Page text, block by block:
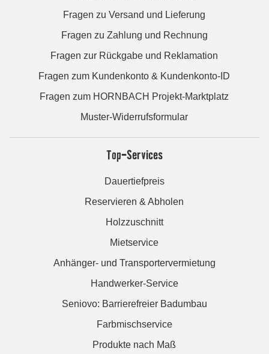
Fragen zu Versand und Lieferung
Fragen zu Zahlung und Rechnung
Fragen zur Rückgabe und Reklamation
Fragen zum Kundenkonto & Kundenkonto-ID
Fragen zum HORNBACH Projekt-Marktplatz
Muster-Widerrufsformular
Top-Services
Dauertiefpreis
Reservieren & Abholen
Holzzuschnitt
Mietservice
Anhänger- und Transportervermietung
Handwerker-Service
Seniovo: Barrierefreier Badumbau
Farbmischservice
Produkte nach Maß